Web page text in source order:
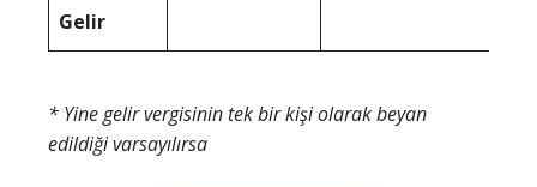
Gelir
* Yine gelir vergisinin tek bir kişi olarak beyan
edildiği varsayılırsa